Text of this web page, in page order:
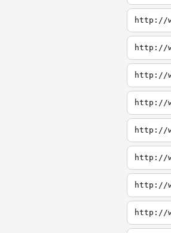
http://
http://
http://
http://
http://
http://
http://
http://